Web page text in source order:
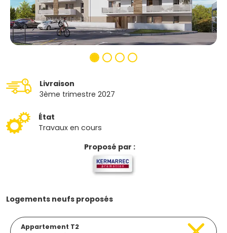
Livraison
3ème trimestre 2027
État
Travaux en cours
Proposé par :
Logements neufs proposés
Appartement T2